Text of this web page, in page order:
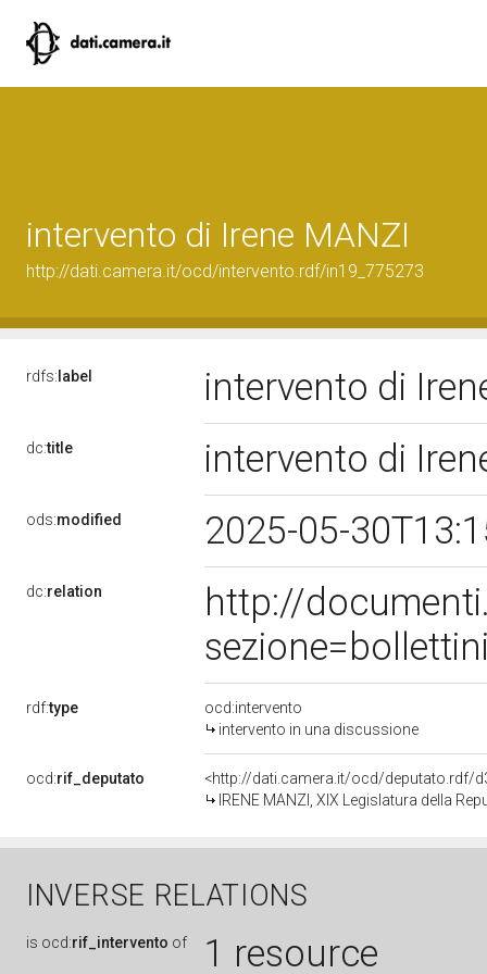
intervento di Irene MANZI
http://dati.camera.it/ocd/intervento.rdf/in19_775273
rdfs: label intervento di
dc:title intervento di
ods:modified 2025-05-
dc:relation
http://
rdf:type
ocd:intervento
intervento in una discussione
ocd:rif_deputato
<http://dati.camera.it/ocd/deputato.rdf/
IRENE MANZI, XIX Legislatura della
INVERSE RELATIONS
is ocd:rif_intervento of 1 resource